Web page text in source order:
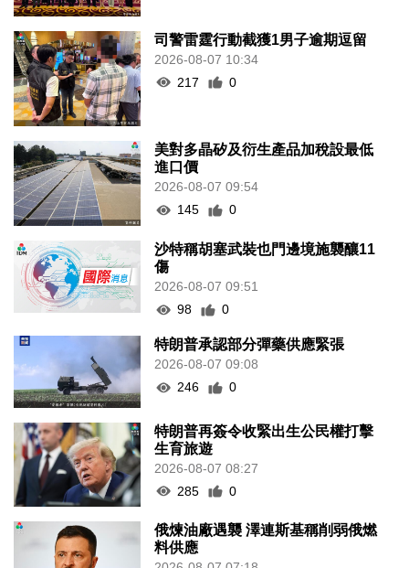
司警雷霆行動截獲1男子逾期逗留
2026-08-07 10:34
217
0
美對多晶矽及衍生產品加稅設最低
進口價
2026-08-07 09:54
145
0
沙特稱胡塞武裝也門邊境施襲釀11
傷
2026-08-07 09:51
98
0
特朗普承認部分彈藥供應緊張
2026-08-07 09:08
246
0
特朗普再簽令收緊出生公民權打擊
生育旅遊
2026-08-07 08:27
285
0
俄煉油廠遇襲 澤連斯基稱削弱俄燃
料供應